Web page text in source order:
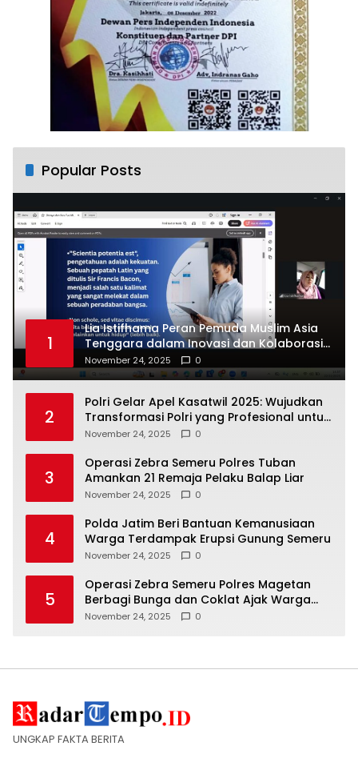
Popular Posts
1
Lia Istifhama Peran Pemuda Muslim Asia
Tenggara dalam Inovasi dan Kolaborasi
Internasional
November 24, 2025 0
2
Polri Gelar Apel Kasatwil 2025: Wujudkan
Transformasi Polri yang Profesional untuk
Masyarakat
November 24, 2025 0
3
Operasi Zebra Semeru Polres Tuban
Amankan 21 Remaja Pelaku Balap Liar
November 24, 2025 0
4
Polda Jatim Beri Bantuan Kemanusiaan
Warga Terdampak Erupsi Gunung Semeru
November 24, 2025 0
5
Operasi Zebra Semeru Polres Magetan
Berbagi Bunga dan Coklat Ajak Warga
Tertib Lalin
November 24, 2025 0
UNGKAP FAKTA BERITA